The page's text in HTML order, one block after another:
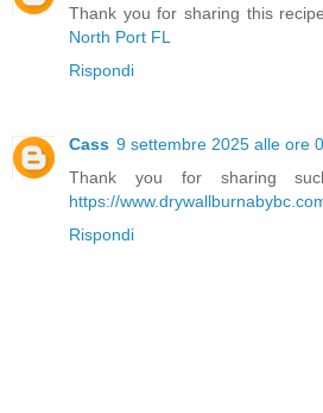
Thank you for sharing this
North Port FL
Rispondi
Cass 9 settembre 2025 alle ore
Thank you for sharing
https://
Rispondi